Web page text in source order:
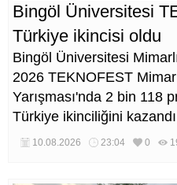
Bingöl Üniversitesi
Türkiye ikincisi oldu
Bingöl Üniversitesi
2026 TEKNOFEST
Yarışması'nda 2 bin 118
Türkiye ikinciliğini
10.08.2026 23:04 0